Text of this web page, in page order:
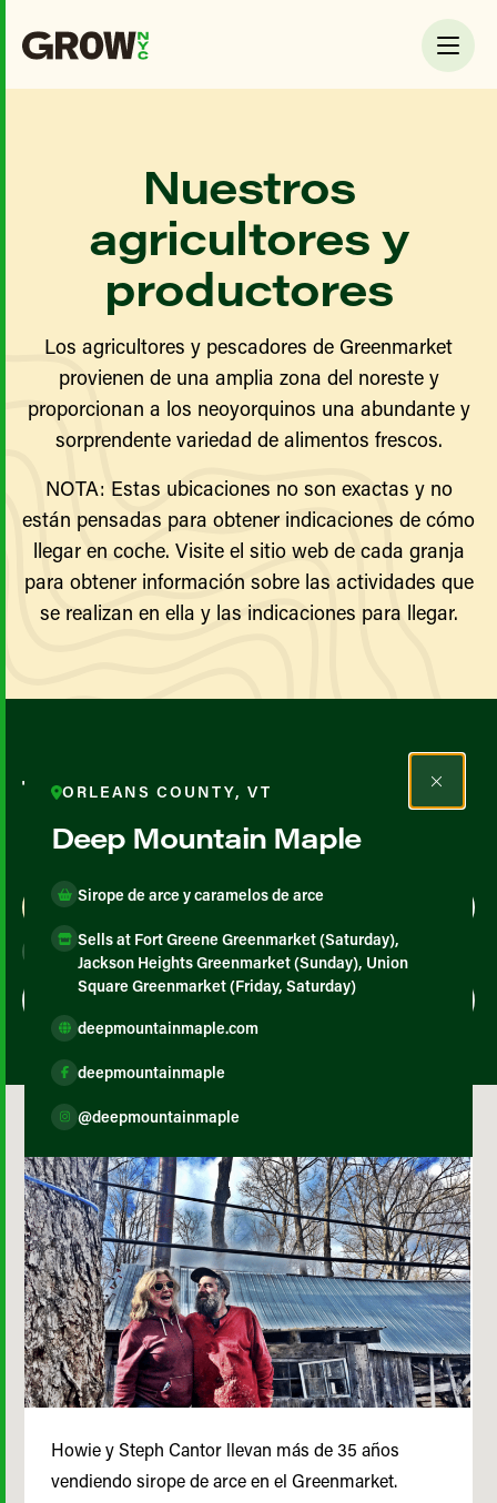
Nuestros
agricultores y
productores
Los agricultores y pescadores de Greenmarket
provienen de una amplia zona del noreste y
proporcionan a los neoyorquinos una abundante y
sorprendente variedad de alimentos frescos.
NOTA: Estas ubicaciones no son exactas y no
están pensadas para obtener indicaciones de cómo
llegar en coche. Visite el sitio web de cada granja
para obtener información sobre las actividades que
se realizan en ella y las indicaciones para llegar.
Todos los agricultores y
productores
Map View
ORLEANS COUNTY, VT
Deep Mountain Maple
Sirope de arce y caramelos de arce
Sells at Fort Greene Greenmarket (Saturday),
Jackson Heights Greenmarket (Sunday), Union
Square Greenmarket (Friday, Saturday)
deepmountainmaple.com
deepmountainmaple
@deepmountainmaple
Howie y Steph Cantor llevan más de 35 años
vendiendo sirope de arce en el Greenmarket.